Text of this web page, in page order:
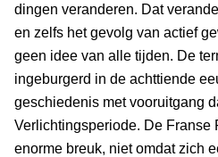
dingen veranderen. Dat
en zelfs het gevolg van actief
geen idee van alle tijden. De
ingeburgerd in de achttiende
geschiedenis met vooruitgang
Verlichtingsperiode. De Franse
enorme breuk, niet omdat zich